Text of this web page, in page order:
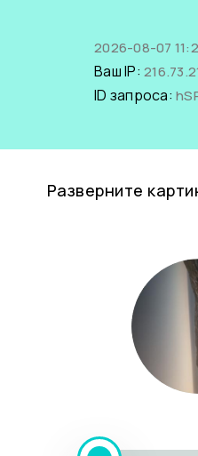
2026-08-07
Ваш IP:
ID запроса:
Разверните